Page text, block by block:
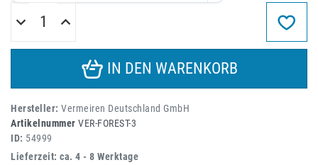
IN DEN WARENKORB
Hersteller: Vermeiren Deutschland GmbH
Artikelnummer VER-FOREST-3
ID: 54999
Lieferzeit: ca. 4 - 8 Werktage